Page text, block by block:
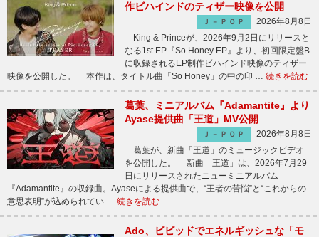
作ビハインドのティザー映像を公開
Ｊ－ＰＯＰ
2026年8月8日
King & Princeが、2026年9月2日にリリースと
なる1st EP『So Honey EP』より、初回限定盤B
に収録されるEP制作ビハインド映像のティザー
映像を公開した。 本作は、タイトル曲「So Honey」の中の印 … 続きを読む
葛葉、ミニアルバム『Adamantite』より
Ayase提供曲「王道」MV公開
Ｊ－ＰＯＰ
2026年8月8日
葛葉が、新曲「王道」のミュージックビデオ
を公開した。 新曲「王道」は、2026年7月29
日にリリースされたニューミニアルバム
『Adamantite』の収録曲。Ayaseによる提供曲で、“王者の苦悩”と“これからの
意思表明”が込められてい … 続きを読む
Ado、ビビッドでエネルギッシュな「モ